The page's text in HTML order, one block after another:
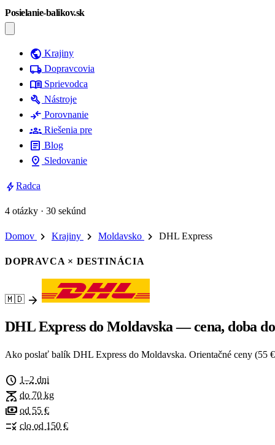
Posielanie-balikov.sk
public Krajiny
local_shipping Dopravcovia
menu_book Sprievodca
build Nástroje
compare_arrows Porovnanie
groups Riešenia pre
article Blog
pin_drop Sledovanie
boltRadca
4 otázky · 30 sekúnd
Domov chevron_right Krajiny chevron_right Moldavsko chevron_right DHL Express
DOPRAVCA × DESTINÁCIA
🇲🇩 arrow_forward
DHL Express do Moldavska — cena, doba
Ako poslať balík DHL Express do Moldavska. Orientačné ceny (55
schedule 1–2 dni
scale do 70 kg
payments od 55 €
rule clo od 150 €